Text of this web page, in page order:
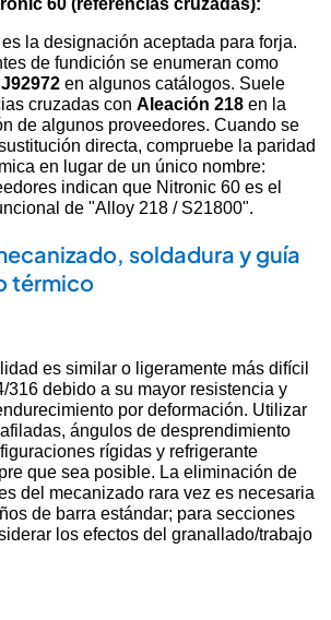
es la designación aceptada para forja.
de fundición se enumeran como
en algunos catálogos. Suele
cruzadas con Aleación 218 en la
de algunos proveedores. Cuando se
directa, compruebe la paridad
en lugar de un único nombre:
indican que Nitronic 60 es el
de "Alloy 218 / S21800".
soldadura y guía
térmico
es similar o ligeramente más difícil
316 debido a su mayor resistencia y
por deformación. Utilizar
ángulos de desprendimiento
rígidas y refrigerante
que sea posible. La eliminación de
del mecanizado rara vez es necesaria
de barra estándar; para secciones
los efectos del granallado/trabajo